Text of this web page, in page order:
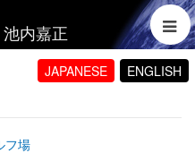
内嘉正
JAPANESE ENGLISH
フ場